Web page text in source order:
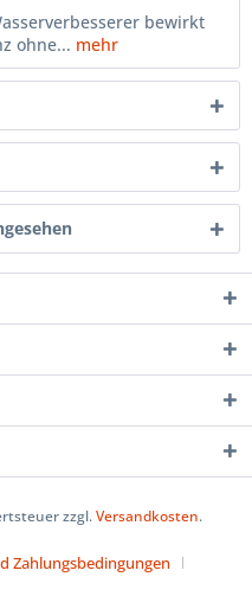
bewirkt
ohne... mehr
zzgl.Versandkosten.
Zahlungsbedingungen